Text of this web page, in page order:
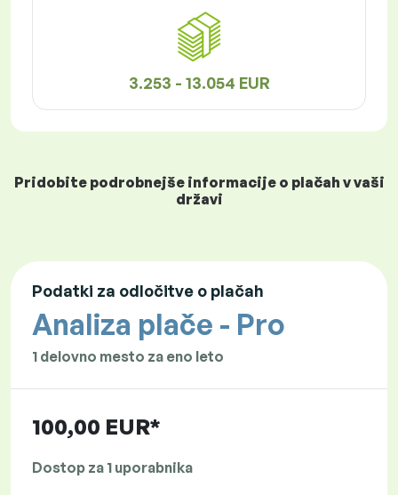
3.253 - 13.054 EUR
Pridobite podrobnejše informacije o plačah v vaši
državi
Podatki za odločitve o plačah
Analiza plače - Pro
1 delovno mesto za eno leto
100,00 EUR*
Dostop za 1 uporabnika